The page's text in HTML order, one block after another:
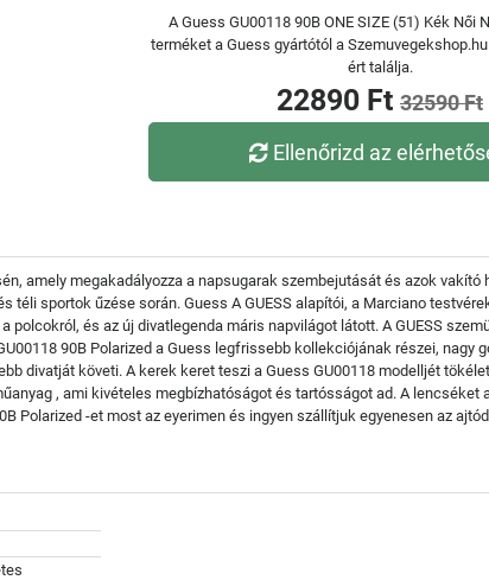
A Guess GU00118 90B ONE SIZE (51) Kék Női
terméket a Guess gyártótól a
ért találja.
22890 Ft 32590 Ft
Ellenőrizd az
amely megakadályozza a napsugarak szembejutását és azok
téli sportok űzése során. Guess A GUESS alapítói, a Marciano
polcokról, és az új divatlegenda máris napvilágot látott. A GUESS
90B Polarized a Guess legfrissebb kollekciójának részei,
divatját követi. A kerek keret teszi a Guess GU00118 modelljét
, ami kivételes megbízhatóságot és tartósságot ad. A
Polarized -et most az eyerimen és ingyen szállítjuk egyenesen az